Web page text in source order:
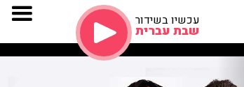
עכשיו בשידור
שבת עברית